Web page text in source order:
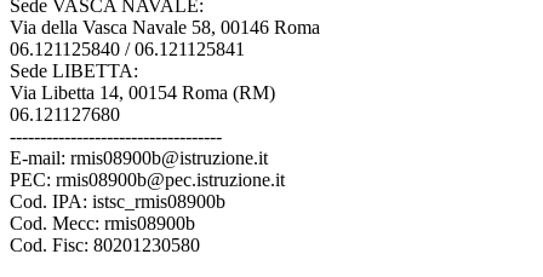
Sede VASCA NAVALE:
Via della Vasca Navale 58, 00146 Roma
06.121125840 / 06.121125841
Sede LIBETTA:
Via Libetta 14, 00154 Roma (RM)
06.121127680
-----------------------------------
E-mail: rmis08900b@istruzione.it
PEC: rmis08900b@pec.istruzione.it
Cod. IPA: istsc_rmis08900b
Cod. Mecc: rmis08900b
Cod. Fisc: 80201230580